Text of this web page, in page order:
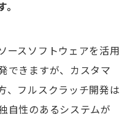
ースソフトウェアを活用
できますが、カスタマ
、フルスクラッチ開発は
自性のあるシステムが